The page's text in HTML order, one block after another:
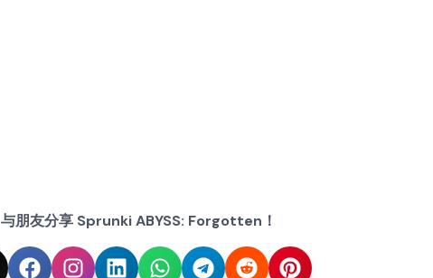
与朋友分享 Sprunki ABYSS: Forgotten！